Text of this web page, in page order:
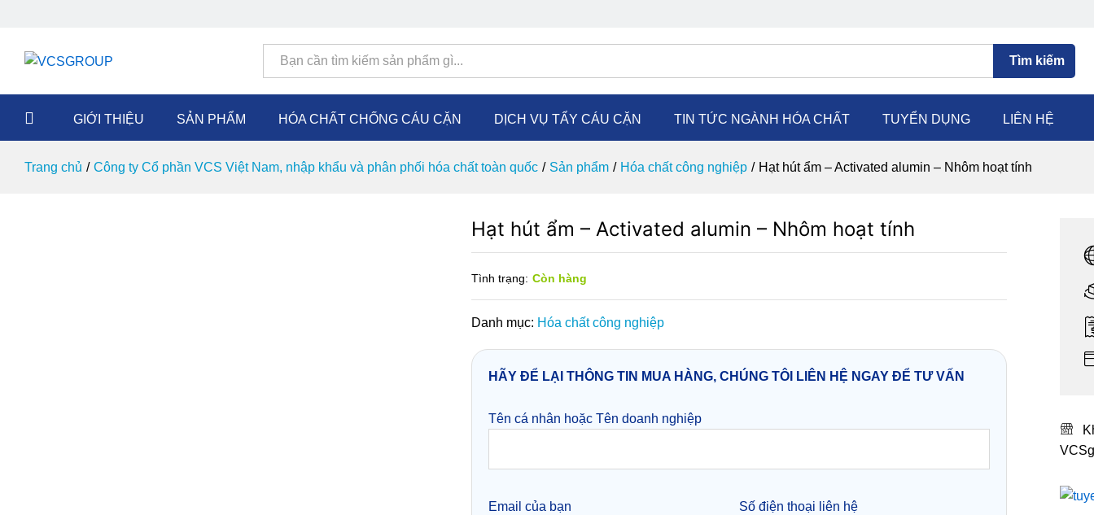
Tất cả Tìm kiếm
GIỚI THIỆU SẢN PHẨM HÓA CHẤT CHỐNG CÁU CẶN DỊCH VỤ TẨY CÁU CẶN TIN TỨC NGÀNH HÓA CHẤT TUYỂN DỤNG LIÊN HỆ
Trang chủ / Công ty Cổ phần VCS Việt Nam, nhập khẩu và phân phối hóa chất toàn quốc / Sản phẩm / Hóa chất công nghiệp / Hạt hút ẩm – Activated alumin – Nhôm hoạt tính
Hạt hút ẩm – Activated alumin – Nhôm hoạt tính
Tình trạng: Còn hàng
Danh mục: Hóa chất công nghiệp
HÃY ĐỂ LẠI THÔNG TIN MUA HÀNG, CHÚNG TÔI LIÊN HỆ NGAY ĐỂ TƯ VẤN
Tên cá nhân hoặc Tên doanh nghiệp
Email của bạn Số điện thoại liên hệ